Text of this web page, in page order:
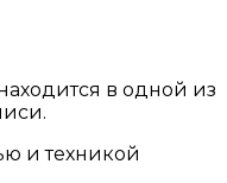
в одной из
и техникой